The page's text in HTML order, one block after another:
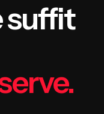
suffit